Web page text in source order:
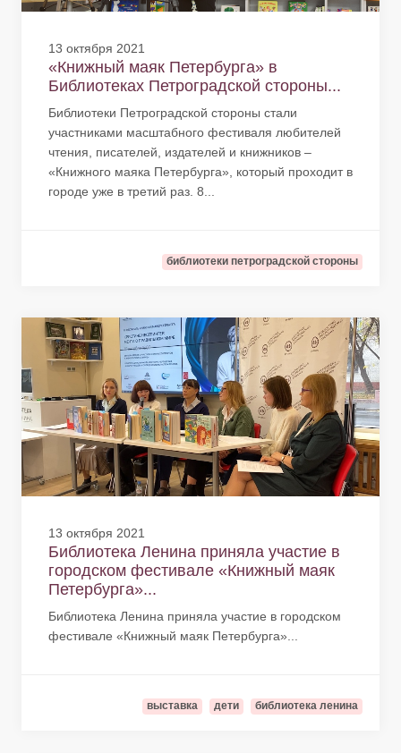
13 октября 2021
«Книжный маяк Петербурга» в
Библиотеках Петроградской стороны...
Библиотеки Петроградской стороны стали
участниками масштабного фестиваля любителей
чтения, писателей, издателей и книжников –
«Книжного маяка Петербурга», который проходит в
городе уже в третий раз. 8...
библиотеки петроградской стороны
13 октября 2021
Библиотека Ленина приняла участие в
городском фестивале «Книжный маяк
Петербурга»...
Библиотека Ленина приняла участие в городском
фестивале «Книжный маяк Петербурга»...
выставка дети библиотека ленина